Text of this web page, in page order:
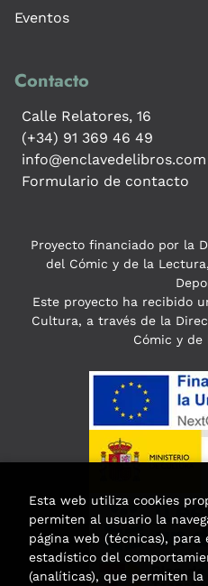
Eventos
Contacto
Calle Relatores, 16
(+34) 91 369 46 49
info@enclavedelibros.com
Formulario de contacto
Proyecto financiado por la
del Cómic y de la
Este proyecto ha recibido
Cultura, a través de la
Cómic y de
Esta web utiliza cookies
permiten al usuario la
página web (técnicas), para
estadístico del
(analíticas), que permiten la